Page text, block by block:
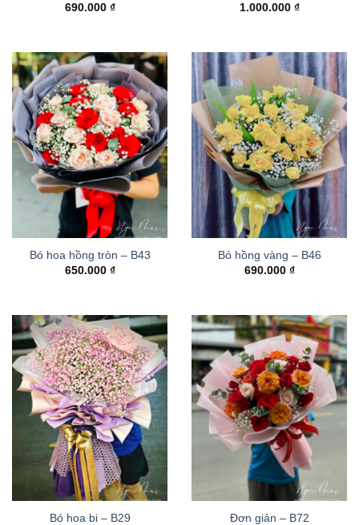
690.000 ₫
1.000.000 ₫
Bó hoa hồng tròn – B43
650.000 ₫
Bó hồng vàng – B46
690.000 ₫
Bó hoa bi – B29
Đơn giản – B72